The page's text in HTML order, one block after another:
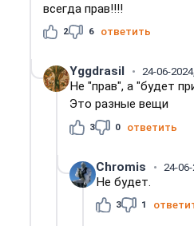
всегда прав!!!!
2 6 ответить
Yggdrasil 24-06-
Не "прав", а "будет
Это разные вещи
3 0 ответить
Chromis 24-
Не будет.
3 1